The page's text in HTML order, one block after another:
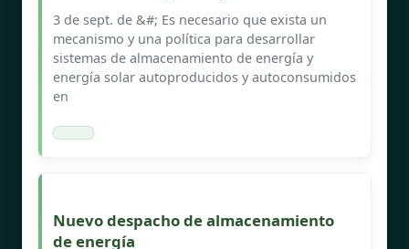
3 de sept. de &#; Es necesario que exista un
mecanismo y una política para desarrollar
sistemas de almacenamiento de energía y
energía solar autoproducidos y autoconsumidos
en
Nuevo despacho de almacenamiento
de energía